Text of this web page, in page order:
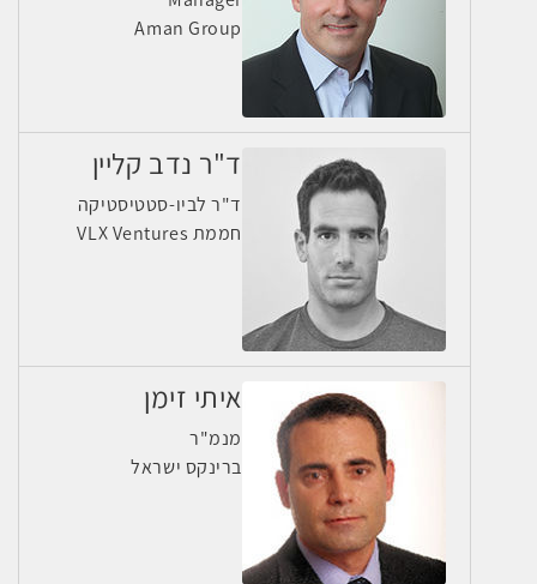
Aman Group
ד"ר נדב קליין
ד"ר לביו-סטטיסטיקה
חממת VLX Ventures
איתי זימן
מנמ"ר
ברינקס ישראל